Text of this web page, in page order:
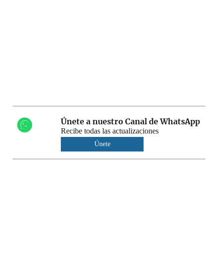
Únete a nuestro Canal de WhatsApp
Recibe todas las actualizaciones
Únete